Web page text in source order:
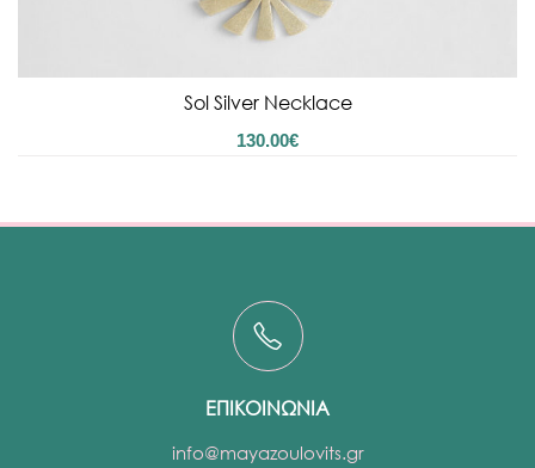
Sol Silver Necklace
130.00€
ΕΠΙΚΟΙΝΩΝΙΑ
info@mayazoulovits.gr